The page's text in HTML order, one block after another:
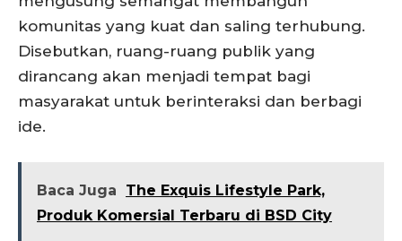
komunitas yang kuat dan saling terhubung.
Disebutkan, ruang-ruang publik yang
dirancang akan menjadi tempat bagi
masyarakat untuk berinteraksi dan berbagi
ide.
Baca Juga
The Exquis Lifestyle Park,
Produk Komersial Terbaru di BSD City